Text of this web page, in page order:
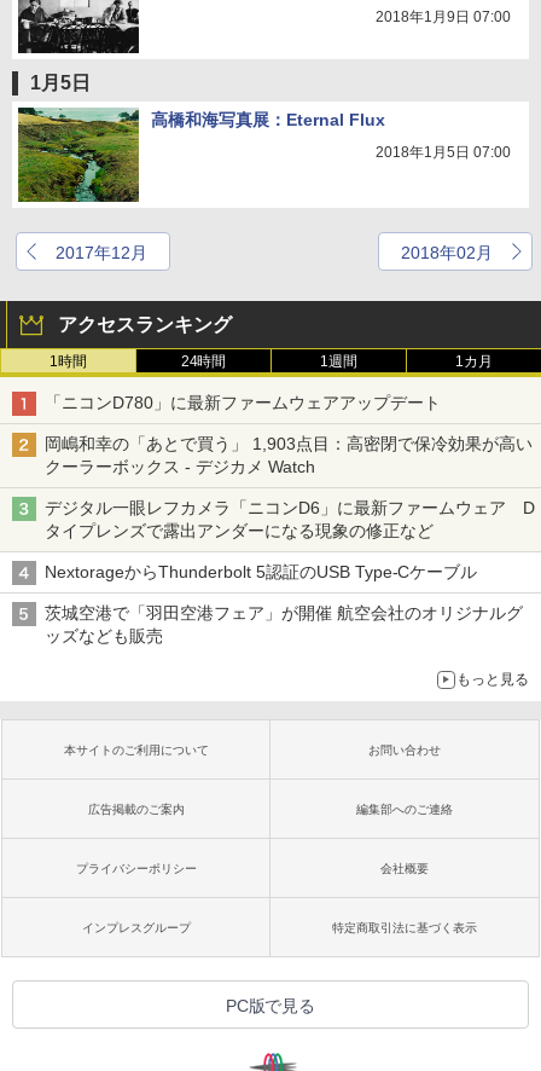
2018年1月9日 07:00
1月5日
高橋和海写真展：Eternal Flux
2018年1月5日 07:00
2017年12月 2018年02月
アクセスランキング
1時間 24時間 1週間 1カ月
「ニコンD780」に最新ファームウェアアップデート
岡嶋和幸の「あとで買う」 1,903点目：高密閉で保冷効果が高い
クーラーボックス - デジカメ Watch
デジタル一眼レフカメラ「ニコンD6」に最新ファームウェア D
タイプレンズで露出アンダーになる現象の修正など
NextorageからThunderbolt 5認証のUSB Type-Cケーブル
茨城空港で「羽田空港フェア」が開催 航空会社のオリジナルグ
ッズなども販売
もっと見る
本サイトのご利用について お問い合わせ
広告掲載のご案内 編集部へのご連絡
プライバシーポリシー 会社概要
インプレスグループ 特定商取引法に基づく表示
PC版で見る